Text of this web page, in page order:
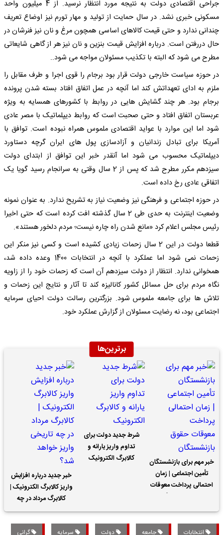
جراحی اقتصادی دولت به نتیجه مورد انتظار نرسید. از 4 میلیون واحد
مسکونی خبری نشد. در سال حمایت از تولید و مهار تورم نیز اوضاع تعریف
چندانی ندارد و حتی قیمت کالاهای اساسی همچون مرغ و نان نیز فنرشان در
حال دررفتن است. درباره افزایش قیمت بنزین و نان نیز هر از گاهی شایعاتی
مطرح می شود که البته با تکذیب مسئولان مواجه می شود..
در حوزه سیاست خارجی دولت قرار بود برجام را قوی اجرا و طرف مقابل را
ملزم به ادای تعهداتش کند اما آنچه در عمل اتفاق افتاد بسته شدن پرونده
برجام بود. هر چند گشایش هایی در روابط با کشورهای همسایه به ویژه
عربستان اتفاق افتاد و حتی صحبت است که روابط دیپلماتیک با مصر عادی
شود اما این موارد با عواید اقتصادی ملموس همراه نبوده است. توافق با
آمریکا برای تبادل زندانیان و آزادسازی پول های ایران گرچه دستاورد
دیپلماتیک محسوب می شود اما آنقدر خبر این توافق از ابتدای دولت
سیزدهم مکرر مطرح شد که پس از 2 سال وقتی به سرانجام رسید گویا یک
اتفاقی عادی رخ داده است.
در حوزه اجتماعی و فرهنگی نیز وضعیت نیاز به تشریح ندارد. به عنوان نمونه
وضعیت اینترنت به حدی طی 2 سال گذشته افت کرده است که حتی اخیرا
رئیس مجلس اعلام کرد «مانع شدن راه چاره نیست؛ مردم دلخور هستند».
قطعا دولت در این 2 سال زحمات زیادی کشیده است و کسی نیز منکر این
زحمات نمی شود اما عملکرد با آنچه در انتخابات 1400 وعده داده شد،
همخوانی ندارد. انتظار از دولت سیزدهم آن است که زحمات خود را از زاویه
نگاه مردم برای حل مسائل کشور کانالیزه کند تا آثار و نتایج این زحمات و
تلاش ها برای جامعه ملموس شود. بزرگترین رسالت دولت احیای سرمایه
اجتماعی بود، نه رضایت مسئولان از گزارش عملکرد خود.
برترین‌ها
خبر مهم برای بازنشستگان
تأمین اجتماعی | زمان
احتمالی پرداخت معوقات
شرط جدید دولت برای
تداوم واریز یارانه و
کالابرگ الکترونیک
خبر جدید درباره افزایش
واریز کالابرگ الکترونیک |
کالابرگ مرداد در چه
تاریخی واریز خواهد شد؟
انتخابات جامعه دولت سرمایه گرانی